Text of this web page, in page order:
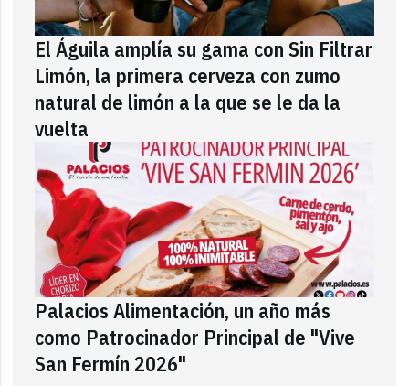
El Águila amplía su gama con Sin Filtrar
Limón, la primera cerveza con zumo
natural de limón a la que se le da la
vuelta
Palacios Alimentación, un año más
como Patrocinador Principal de "Vive
San Fermín 2026"